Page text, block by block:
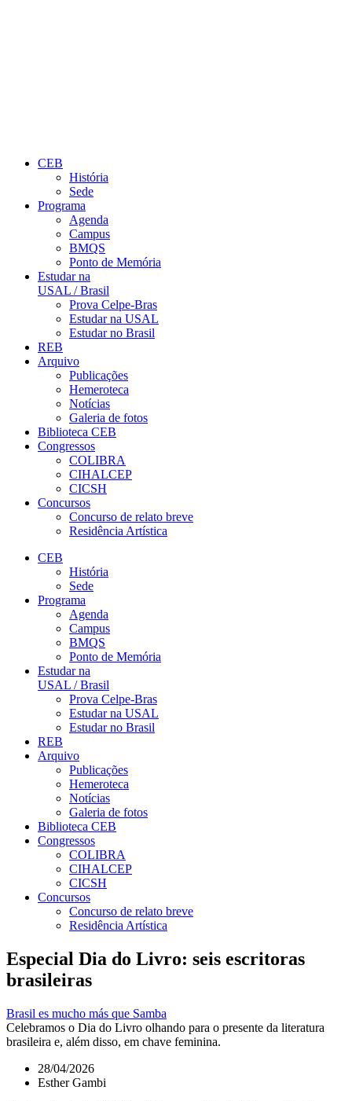
CEB
História
Sede
Programa
Agenda
Campus
BMQS
Ponto de Memória
Estudar na
USAL / Brasil
Prova Celpe-Bras
Estudar na USAL
Estudar no Brasil
REB
Arquivo
Publicações
Hemeroteca
Notícias
Galeria de fotos
Biblioteca CEB
Congressos
COLIBRA
CIHALCEP
CICSH
Concursos
Concurso de relato breve
Residência Artística
CEB
História
Sede
Programa
Agenda
Campus
BMQS
Ponto de Memória
Estudar na
USAL / Brasil
Prova Celpe-Bras
Estudar na USAL
Estudar no Brasil
REB
Arquivo
Publicações
Hemeroteca
Notícias
Galeria de fotos
Biblioteca CEB
Congressos
COLIBRA
CIHALCEP
CICSH
Concursos
Concurso de relato breve
Residência Artística
Especial Dia do Livro: seis escritoras
brasileiras
Brasil es mucho más que Samba
Celebramos o Dia do Livro olhando para o presente da literatura
brasileira e, além disso, em chave feminina.
28/04/2026
Esther Gambi